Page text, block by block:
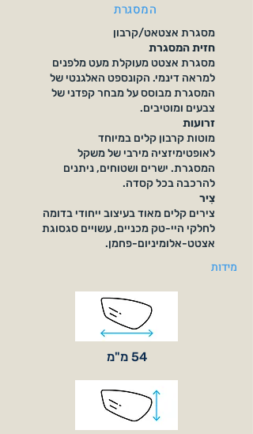
המסגרת
מסגרת אצטאט/קרבון
חזית המסגרת
מסגרת אצטט מעוקלת מעט מלפנים
למראה דינמי. הקונספט האלגנטי של
המסגרת מבוסס על מבחר קפדני של
צבעים ומוטיבים.
זרועות
מוטות קרבון קלים במיוחד
לאופטימיזציה מירבי של משקל
המסגרת. ישרים ושטוחים, ניתנים
להרכבה בכל קסדה.
צִיר
צירים קלים מאוד בעיצוב ייחודי בדומה
לחלקי היי-טק מכניים, עשויים סגסוגת
אצטט-אלומיניום-פחמן.
מידות
54 מ"מ